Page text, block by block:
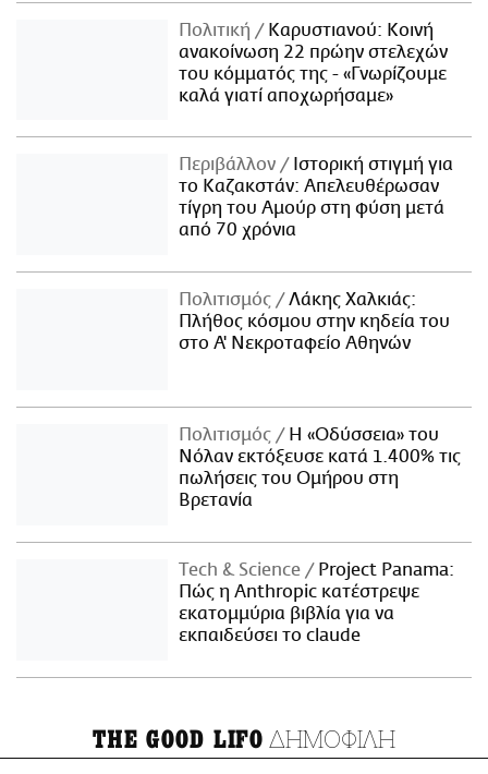
Πολιτική
Καρυστιανού: Κοινή
ανακοίνωση 22 πρώην στελεχών
του κόμματός της - «Γνωρίζουμε
καλά γιατί αποχωρήσαμε»
Περιβάλλον
Ιστορική στιγμή για
το Καζακστάν: Απελευθέρωσαν
τίγρη του Αμούρ στη φύση μετά
από 70 χρόνια
Πολιτισμός
Λάκης Χαλκιάς:
Πλήθος κόσμου στην κηδεία του
στο Α' Νεκροταφείο Αθηνών
Πολιτισμός
Η «Οδύσσεια» του
Νόλαν εκτόξευσε κατά 1.400% τις
πωλήσεις του Ομήρου στη
Βρετανία
Τech & Science
Project Panama:
Πώς η Anthropic κατέστρεψε
εκατομμύρια βιβλία για να
εκπαιδεύσει το claude
THE GOOD LIFO ΔΗΜΟΦΙΛΗ